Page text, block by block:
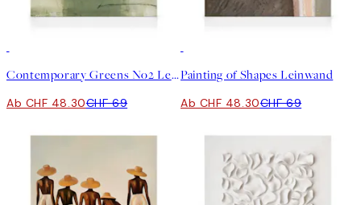
Contemporary Greens No2 Leinwand
Ab CHF 48.30CHF 69
Painting of Shapes Leinwand
Ab CHF 48.30CHF 69